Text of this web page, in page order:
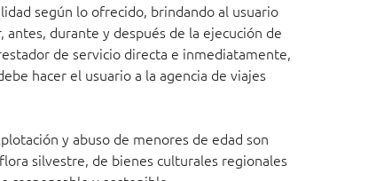
según lo ofrecido, brindando al usuario
durante y después de la ejecución de
de servicio directa e inmediatamente,
hacer el usuario a la agencia de viajes
y abuso de menores de edad son
silvestre, de bienes culturales regionales